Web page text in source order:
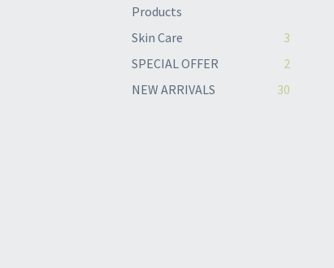
Products
Skin Care
3
SPECIAL OFFER
2
NEW ARRIVALS
30